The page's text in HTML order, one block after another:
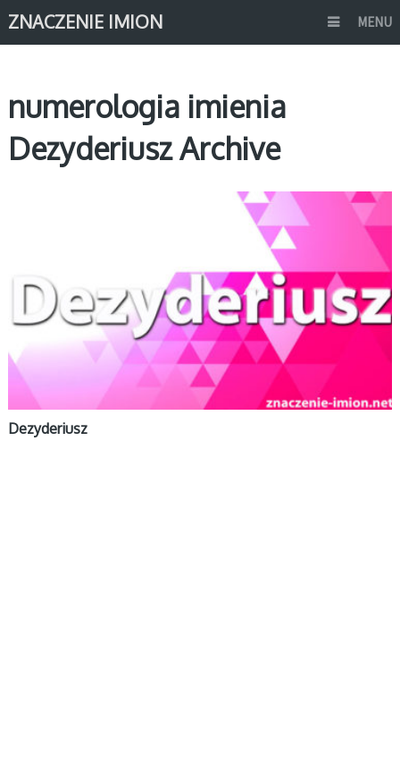
ZNACZENIE IMION MENU
numerologia imienia
Dezyderiusz Archive
Dezyderiusz